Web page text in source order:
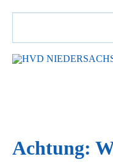
SUCHBEGRIFFE
Achtung: